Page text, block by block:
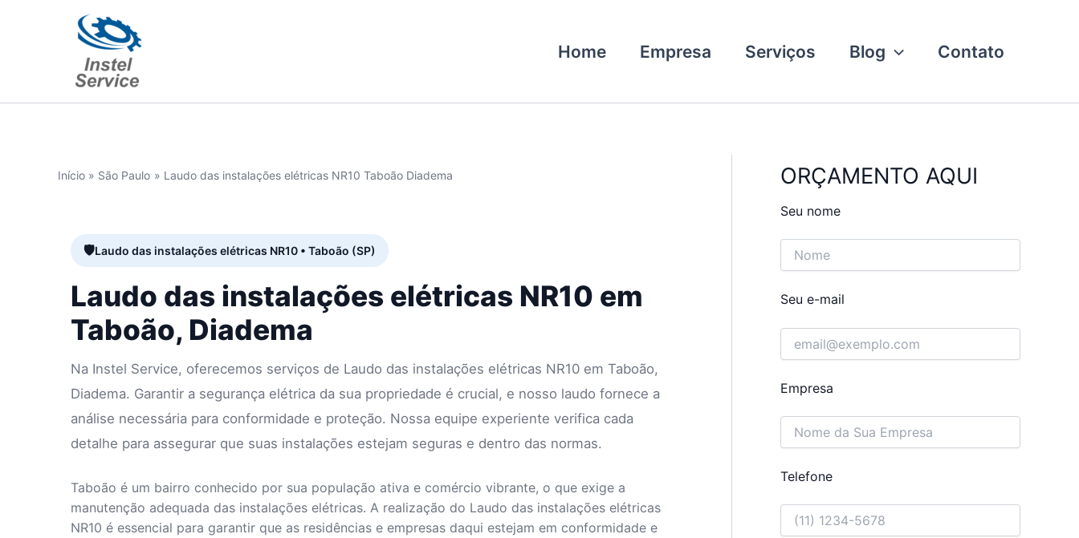
Home Empresa Serviços Blog Contato
Início São Paulo Laudo das instalações elétricas NR10 Taboão Diadema
Laudo das instalações elétricas NR10 • Taboão (SP)
Laudo das instalações elétricas NR10 em
Taboão, Diadema
Na Instel Service, oferecemos serviços de Laudo das instalações elétricas NR10 em Taboão,
Diadema. Garantir a segurança elétrica da sua propriedade é crucial, e nosso laudo fornece a
análise necessária para conformidade e proteção. Nossa equipe experiente verifica cada
detalhe para assegurar que suas instalações estejam seguras e dentro das normas.
Taboão é um bairro conhecido por sua população ativa e comércio vibrante, o que exige a
manutenção adequada das instalações elétricas. A realização do Laudo das instalações elétricas
NR10 é essencial para garantir que as residências e empresas daqui estejam em conformidade e
ORÇAMENTO AQUI
Seu nome
Seu e-mail
Empresa
Telefone